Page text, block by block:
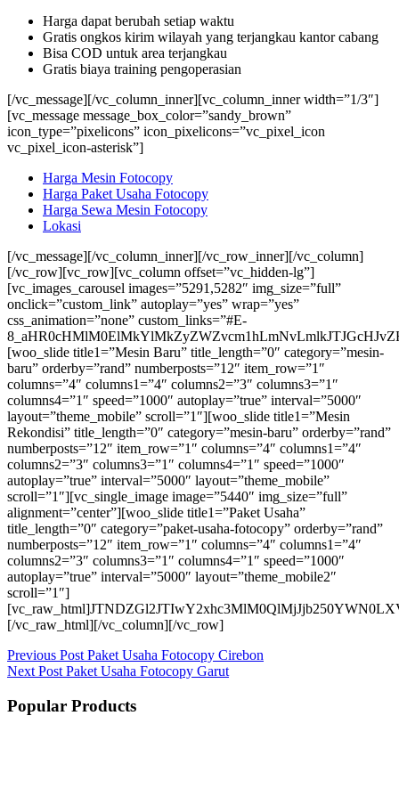
Harga dapat berubah setiap waktu
Gratis ongkos kirim wilayah yang terjangkau kantor cabang
Bisa COD untuk area terjangkau
Gratis biaya training pengoperasian
[/vc_message][/vc_column_inner][vc_column_inner width=”1/3″]
[vc_message message_box_color=”sandy_brown”
icon_type=”pixelicons” icon_pixelicons=”vc_pixel_icon
vc_pixel_icon-asterisk”]
Harga Mesin Fotocopy
Harga Paket Usaha Fotocopy
Harga Sewa Mesin Fotocopy
Lokasi
[/vc_message][/vc_column_inner][/vc_row_inner][/vc_column]
[/vc_row][vc_row][vc_column offset=”vc_hidden-lg”]
[vc_images_carousel images=”5291,5282″ img_size=”full”
onclick=”custom_link” autoplay=”yes” wrap=”yes”
css_animation=”none” custom_links=”#E-
[woo_slide title1=”Mesin Baru” title_length=”0″ category=”mesin-
baru” orderby=”rand” numberposts=”12″ item_row=”1″
columns=”4″ columns1=”4″ columns2=”3″ columns3=”1″
columns4=”1″ speed=”1000″ autoplay=”true” interval=”5000″
layout=”theme_mobile” scroll=”1″][woo_slide title1=”Mesin
Rekondisi” title_length=”0″ category=”mesin-baru” orderby=”rand”
numberposts=”12″ item_row=”1″ columns=”4″ columns1=”4″
columns2=”3″ columns3=”1″ columns4=”1″ speed=”1000″
autoplay=”true” interval=”5000″ layout=”theme_mobile”
scroll=”1″][vc_single_image image=”5440″ img_size=”full”
alignment=”center”][woo_slide title1=”Paket Usaha”
title_length=”0″ category=”paket-usaha-fotocopy” orderby=”rand”
numberposts=”12″ item_row=”1″ columns=”4″ columns1=”4″
columns2=”3″ columns3=”1″ columns4=”1″ speed=”1000″
autoplay=”true” interval=”5000″ layout=”theme_mobile2″
scroll=”1″]
[/vc_raw_html][/vc_column][/vc_row]
Previous Post Paket Usaha Fotocopy Cirebon
Next Post Paket Usaha Fotocopy Garut
Popular Products